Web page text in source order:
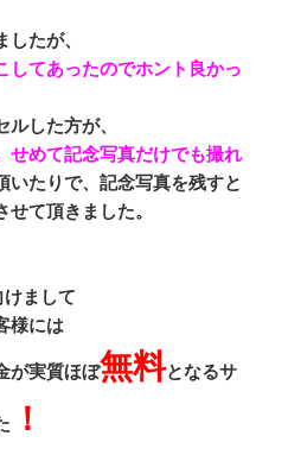
たが、
してあったのでホント良かっ
した方が、
せめて記念写真だけでも撮れ
いたりで、記念写真を残すと
せて頂きました。
まして
様には
が実質ほぼ無料となるサ
！